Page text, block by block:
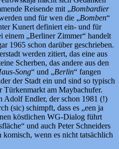
Reisende mit „Bombardier
und für wen die „Bomben“
Kunert definiert ein- und für
einem „Berliner Zimmer“ handelt
1965 schon darüber geschrieben.
werden zitiert, das eine aus
Scherben, das andere aus den
Song“ und „Berlin“ fangen
der Stadt ein und sind so typisch
am Maybachufer.
Adolf Endler, der schon 1981 (!)
(sic) schimpft, dass es „een ja
köstlichen WG-Dialog führt
und auch Peter Schneiders
wenn es nicht tatsächlich